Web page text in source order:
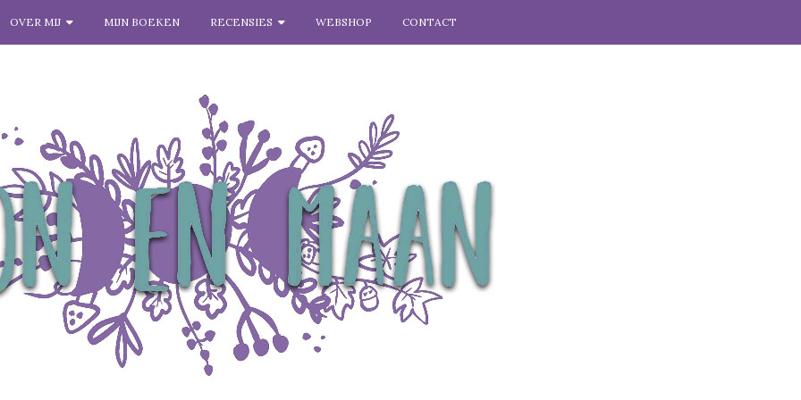
OVER MIJ MIJN BOEKEN RECENSIES WEBSHOP CONTACT